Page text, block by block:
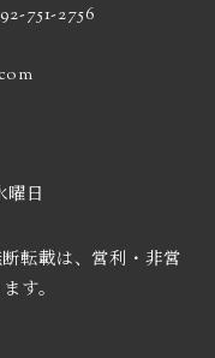
751-2756
曜日
転載は、営利・非営
す。